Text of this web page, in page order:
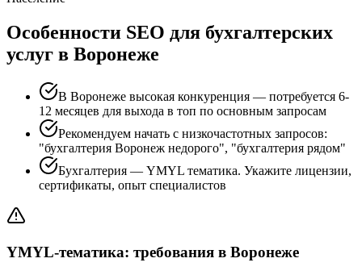
Особенности SEO для бухгалтерских
услуг в Воронеже
В Воронеже высокая конкуренция — потребуется 6-
12 месяцев для выхода в топ по основным запросам
Рекомендуем начать с низкочастотных запросов:
"бухгалтерия Воронеж недорого", "бухгалтерия рядом"
Бухгалтерия — YMYL тематика. Укажите лицензии,
сертификаты, опыт специалистов
YMYL-тематика: требования в Воронеже